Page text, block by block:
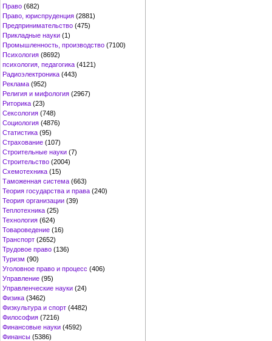
Право (682)
Право, юриспруденция (2881)
Предпринимательство (475)
Прикладные науки (1)
Промышленность, производство (7100)
Психология (8692)
психология, педагогика (4121)
Радиоэлектроника (443)
Реклама (952)
Религия и мифология (2967)
Риторика (23)
Сексология (748)
Социология (4876)
Статистика (95)
Страхование (107)
Строительные науки (7)
Строительство (2004)
Схемотехника (15)
Таможенная система (663)
Теория государства и права (240)
Теория организации (39)
Теплотехника (25)
Технология (624)
Товароведение (16)
Транспорт (2652)
Трудовое право (136)
Туризм (90)
Уголовное право и процесс (406)
Управление (95)
Управленческие науки (24)
Физика (3462)
Физкультура и спорт (4482)
Философия (7216)
Финансовые науки (4592)
Финансы (5386)